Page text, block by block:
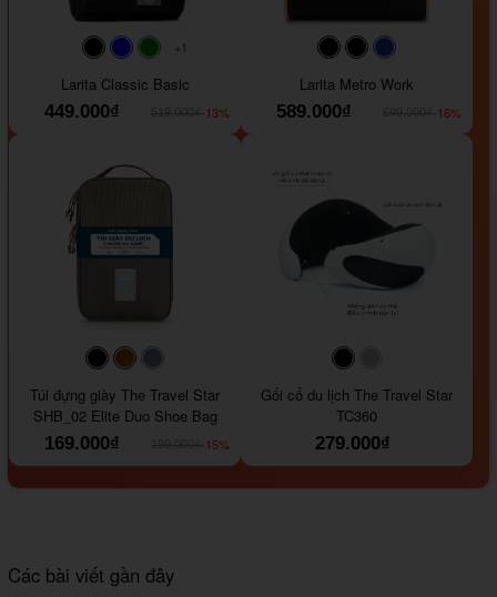
#faf0e6
#000000#0000FF#008000
+1
Larita Classic Basic
449.000₫
-13%
#000000#000000
Larita Metro Work
589.000₫
-16%
#000000#964B00
Túi đựng giày The Travel Star
SHB_02 Elite Duo Shoe Bag
169.000₫
-15%
#000000
Gối cổ du lịch The Travel Star
TC360
279.000₫
Các bài viết gần đây